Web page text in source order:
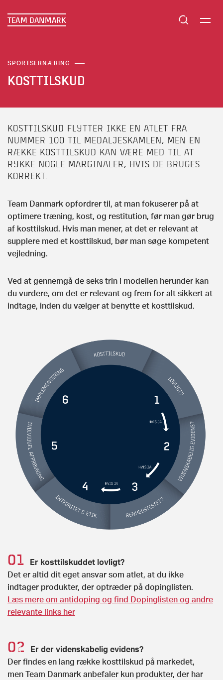
TEAM DANMARK
SPORTSERNÆRING
KOSTTILSKUD
KOSTTILSKUD FLYTTER IKKE EN ATLET FRA
NUMMER 100 TIL MEDALJESKAMLEN, MEN EN
RÆKKE KOSTTILSKUD KAN VÆRE MED TIL AT
RYKKE NOGLE MARGINALER, HVIS DE BRUGES
KORREKT.
Team Danmark opfordrer til, at man fokuserer på at
optimere træning, kost, og restitution, før man gør brug
af kosttilskud. Hvis man mener, at det er relevant at
supplere med et kosttilskud, bør man søge kompetent
vejledning.
Ved at gennemgå de seks trin i modellen herunder kan
du vurdere, om det er relevant og frem for alt sikkert at
indtage, inden du vælger at benytte et kosttilskud.
Er kosttilskuddet lovligt?
Det er altid dit eget ansvar som atlet, at du ikke
indtager produkter, der optræder på dopinglisten.
Læs mere om antidoping og find Dopinglisten og andre
relevante links her
Er der videnskabelig evidens?
Der findes en lang række kosttilskud på markedet,
menTeam Danmark anbefaler kun produkter, der har